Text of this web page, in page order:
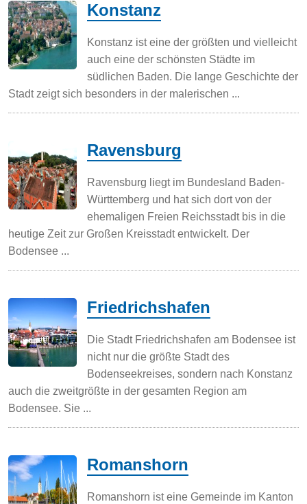
Konstanz
Konstanz ist eine der größten und vielleicht
auch eine der schönsten Städte im
südlichen Baden. Die lange Geschichte der
Stadt zeigt sich besonders in der malerischen ...
Ravensburg
Ravensburg liegt im Bundesland Baden-
Württemberg und hat sich dort von der
ehemaligen Freien Reichsstadt bis in die
heutige Zeit zur Großen Kreisstadt entwickelt. Der
Bodensee ...
Friedrichshafen
Die Stadt Friedrichshafen am Bodensee ist
nicht nur die größte Stadt des
Bodenseekreises, sondern nach Konstanz
auch die zweitgrößte in der gesamten Region am
Bodensee. Sie ...
Romanshorn
Romanshorn ist eine Gemeinde im Kanton